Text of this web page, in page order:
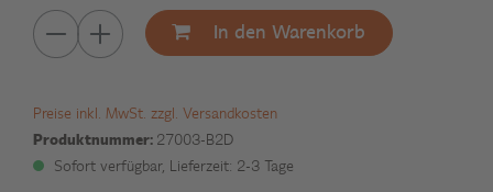
In den Warenkorb
Preise inkl. MwSt. zzgl. Versandkosten
Produktnummer: 27003-B2D
Sofort verfügbar, Lieferzeit: 2-3 Tage